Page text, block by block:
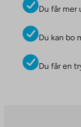
Du får mer
Du kan bo
Du får en